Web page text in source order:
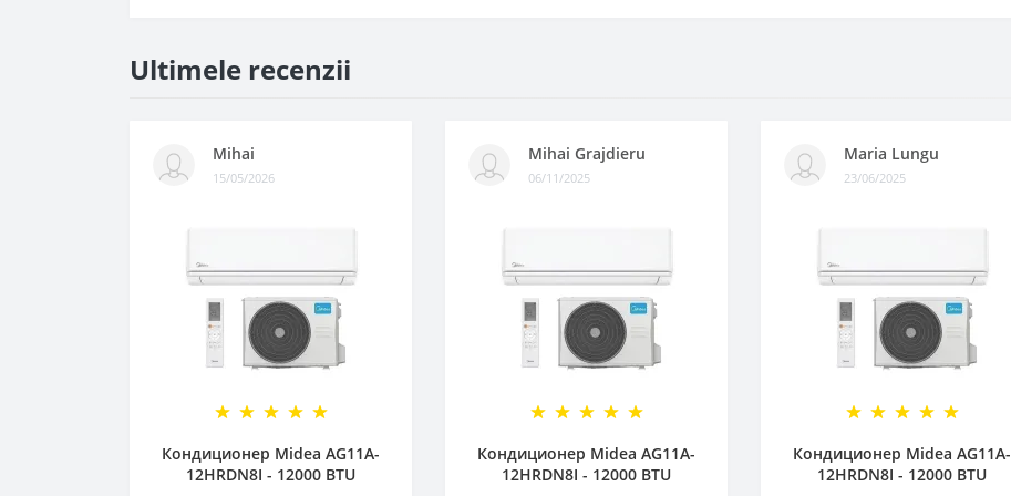
Ultimele recenzii
Mihai
15/05/2026
Кондиционер Midea AG11A-
12HRDN8I - 12000 BTU
Mihai Grajdieru
06/11/2025
Кондиционер Midea AG11A-
12HRDN8I - 12000 BTU
Maria Lungu
23/06/2025
Кондиционер Midea AG11A-
12HRDN8I - 12000 BTU